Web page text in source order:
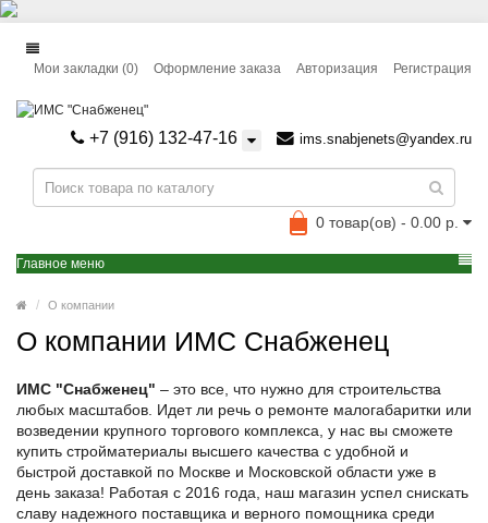
Авторизация Регистрация
Мои закладки (0) Оформление заказа
+7 (916) 132-47-16 ims.snabjenets@yandex.ru
0 товар(ов) - 0.00 р.
Главное меню
О компании
О компании ИМС Снабженец
ИМС "Снабженец" – это все, что нужно для строительства
любых масштабов. Идет ли речь о ремонте малогабаритки или
возведении крупного торгового комплекса, у нас вы сможете
купить стройматериалы высшего качества с удобной и
быстрой доставкой по Москве и Московской области уже в
день заказа! Работая с 2016 года, наш магазин успел снискать
славу надежного поставщика и верного помощника среди